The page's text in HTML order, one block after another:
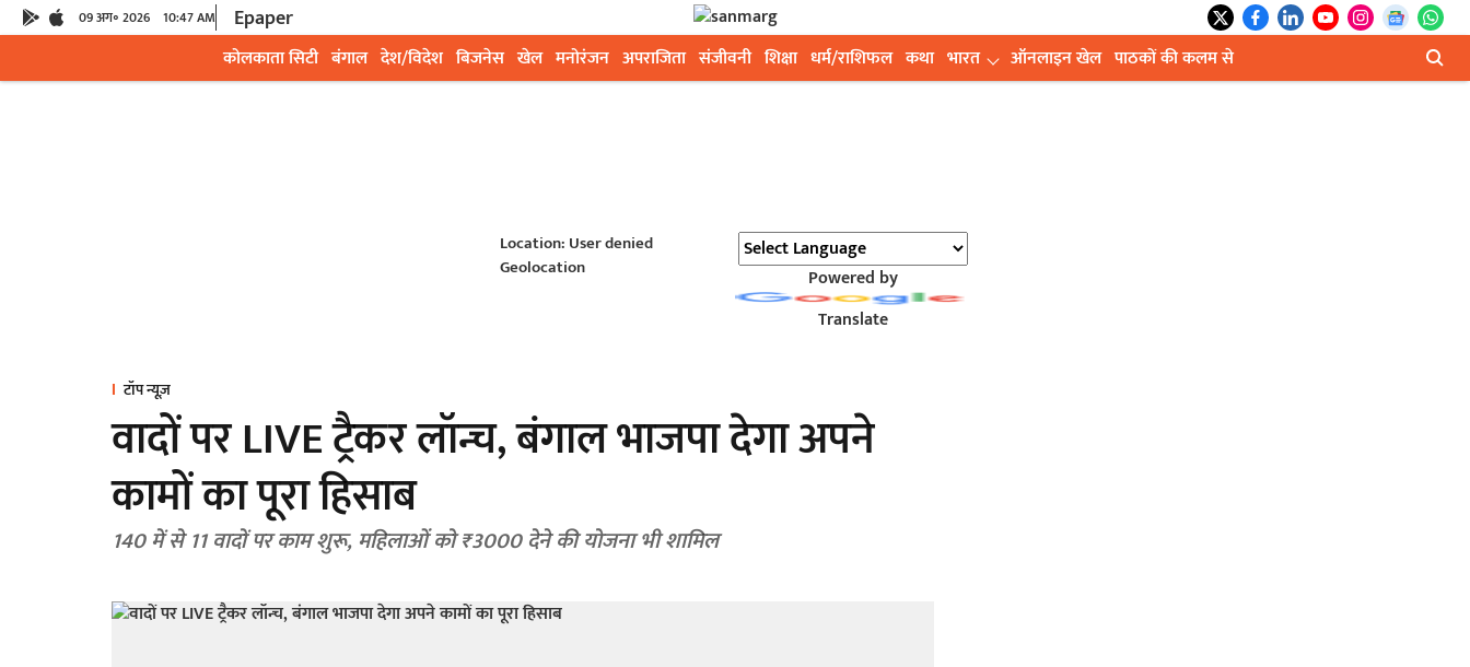
09 अग॰ 2026 10:47 AM Epaper
कोलकाता सिटी बंगाल देश/विदेश बिजनेस खेल मनोरंजन अपराजिता संजीवनी शिक्षा धर्म/राशिफल कथा भारत ऑनलाइन खेल पाठकों की कलम से
Location: User denied
Geolocation
Powered by
Translate
टॉप न्यूज़
वादों पर LIVE ट्रैकर लॉन्च, बंगाल भाजपा देगा अपने
कामों का पूरा हिसाब
140 में से 11 वादों पर काम शुरू, महिलाओं को ₹3000 देने की योजना भी शामिल